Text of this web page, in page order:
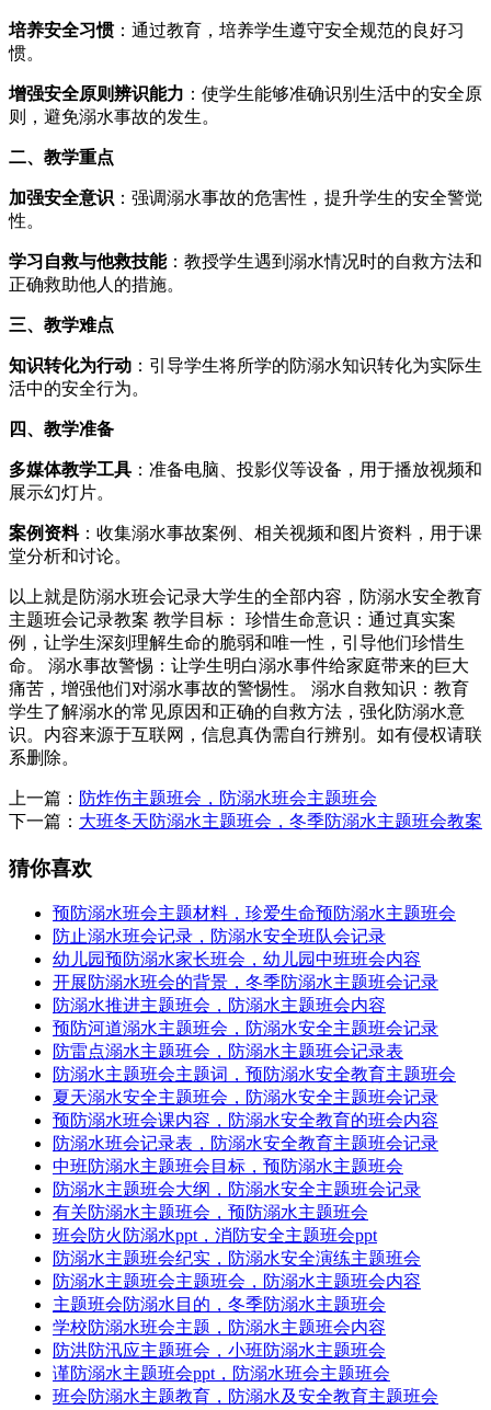
培养安全习惯：通过教育，培养学生遵守安全规范的良好习
惯。
增强安全原则辨识能力 ：使学生能够准确识别生活中的安全原
则，避免溺水事故的发生。
二、教学重点
加强安全意识 ：强调溺水事故的危害性，提升学生的安全警觉
性。
学习自救与他救技能：教授学生遇到溺水情况时的自救方法和
正确救助他人的措施。
三、教学难点
知识转化为行动 ：引导学生将所学的防溺水知识转化为实际生
活中的安全行为。
四、教学准备
多媒体教学工具 ：准备电脑、投影仪等设备，用于播放视频和
展示幻灯片。
案例资料：收集溺水事故案例、相关视频和图片资料，用于课
堂分析和讨论。
以上就是防溺水班会记录大学生的全部内容，防溺水安全教育
主题班会记录教案 教学目标： 珍惜生命意识：通过真实案
例，让学生深刻理解生命的脆弱和唯一性，引导他们珍惜生
命。 溺水事故警惕：让学生明白溺水事件给家庭带来的巨大
痛苦，增强他们对溺水事故的警惕性。 溺水自救知识：教育
学生了解溺水的常见原因和正确的自救方法，强化防溺水意
识。内容来源于互联网，信息真伪需自行辨别。如有侵权请联
系删除。
上一篇： 防炸伤主题班会，防溺水班会主题班会
下一篇： 大班冬天防溺水主题班会，冬季防溺水主题班会教案
猜你喜欢
预防溺水班会主题材料，珍爱生命预防溺水主题班会
防止溺水班会记录，防溺水安全班队会记录
幼儿园预防溺水家长班会，幼儿园中班班会内容
开展防溺水班会的背景，冬季防溺水主题班会记录
防溺水推进主题班会，防溺水主题班会内容
预防河道溺水主题班会，防溺水安全主题班会记录
防雷点溺水主题班会，防溺水主题班会记录表
防溺水主题班会主题词，预防溺水安全教育主题班会
夏天溺水安全主题班会，防溺水安全主题班会记录
预防溺水班会课内容，防溺水安全教育的班会内容
防溺水班会记录表，防溺水安全教育主题班会记录
中班防溺水主题班会目标，预防溺水主题班会
防溺水主题班会大纲，防溺水安全主题班会记录
有关防溺水主题班会，预防溺水主题班会
班会防火防溺水ppt，消防安全主题班会ppt
防溺水主题班会纪实，防溺水安全演练主题班会
防溺水主题班会主题班会，防溺水主题班会内容
主题班会防溺水目的，冬季防溺水主题班会
学校防溺水班会主题，防溺水主题班会内容
防洪防汛应主题班会，小班防溺水主题班会
谨防溺水主题班会ppt，防溺水班会主题班会
班会防溺水主题教育，防溺水及安全教育主题班会